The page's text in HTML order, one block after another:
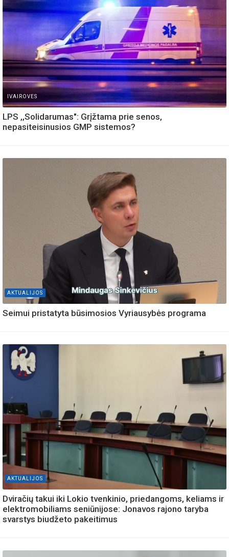
IVAIROVES
LPS ,,Solidarumas": Grįžtama prie senos,
nepasiteisinusios GMP sistemos?
AKTUALIJOS
Seimui pristatyta būsimosios Vyriausybės programa
AKTUALIJOS
Dviračių takui iki Lokio tvenkinio, priedangoms, keliams ir
elektromobiliams seniūnijose: Jonavos rajono taryba
svarstys biudžeto pakeitimus